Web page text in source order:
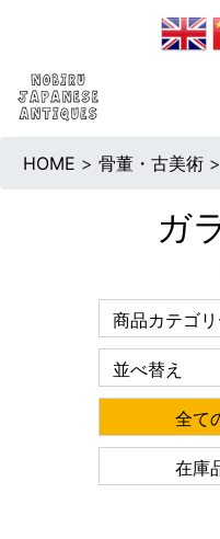
HOME > 骨董・古美術 >
ガ
商品カテゴ
並べ替え
全て
在庫